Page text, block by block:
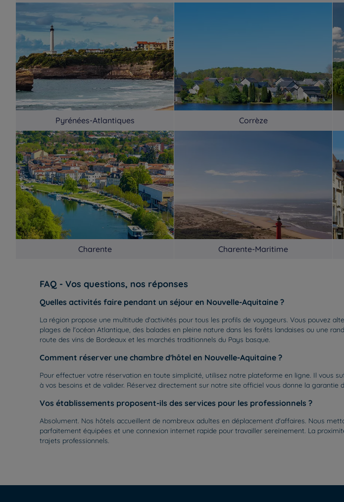
Pyrénées-Atlantiques Corrèze
Charente Charente-Maritime
FAQ - Vos questions, nos réponses
Quelles activités faire pendant un séjour en Nouvelle-Aquitaine ?
La région propose une multitude d'activités pour tous les profils de voyageurs. Vous pouvez
plages de l'océan Atlantique, des balades en pleine nature dans les forêts landaises ou une
route des vins de Bordeaux et les marchés traditionnels du Pays basque.
Comment réserver une chambre d'hôtel en Nouvelle-Aquitaine ?
Pour effectuer votre réservation en toute simplicité, utilisez notre plateforme en ligne. Il vous
à vos besoins et de valider. Réservez directement sur notre site officiel vous donne la
Vos établissements proposent-ils des services pour les professionnels ?
Absolument. Nos hôtels accueillent de nombreux adultes en déplacement d'affaires. Nous
parfaitement équipées et une connexion internet rapide pour travailler sereinement. La
trajets professionnels.